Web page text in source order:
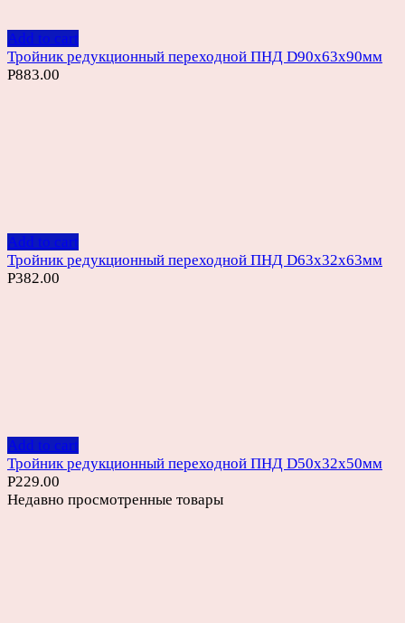
Add to cart
Тройник редукционный переходной ПНД D90х63х90мм
Р883.00
Add to cart
Тройник редукционный переходной ПНД D63х32х63мм
Р382.00
Add to cart
Тройник редукционный переходной ПНД D50х32х50мм
Р229.00
Недавно просмотренные товары